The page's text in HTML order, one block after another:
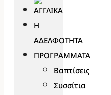
Η
ΑΔΕΛΦΌΤΗΤΑ
ΠΡΟΓΡΆΜΜΑΤΑ
Βαπτίσεις
Συσσίτια